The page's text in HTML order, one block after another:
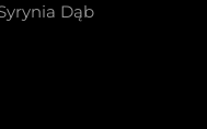
Dąb